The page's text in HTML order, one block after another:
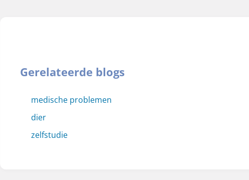
Gerelateerde blogs
medische problemen
dier
zelfstudie